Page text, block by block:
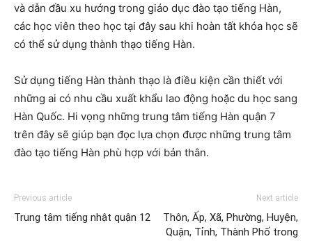
và dẫn đầu xu hướng trong giáo dục đào tạo tiếng Hàn,
các học viên theo học tại đây sau khi hoàn tất khóa học sẽ
có thể sử dụng thành thạo tiếng Hàn.
Sử dụng tiếng Hàn thành thạo là điều kiện cần thiết với
những ai có nhu cầu xuất khẩu lao động hoặc du học sang
Hàn Quốc. Hi vọng những trung tâm tiếng Hàn quận 7
trên đây sẽ giúp bạn đọc lựa chọn được những trung tâm
đào tạo tiếng Hàn phù hợp với bản thân.
Previous article
Trung tâm tiếng nhật quận 12
Next article
Thôn, Ấp, Xã, Phường, Huyện,
Quận, Tỉnh, Thành Phố trong